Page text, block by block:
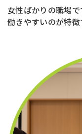
女性ばかりの職場
働きやすいのが特徴